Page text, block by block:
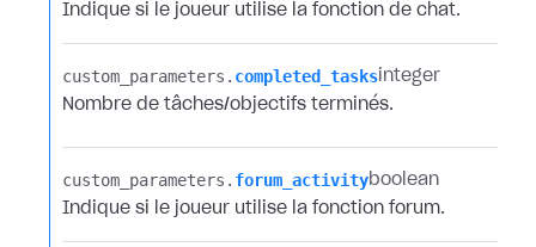
Indique si le joueur utilise la fonction de chat.
custom_parameters.​ completed_tasks integer
Nombre de tâches/objectifs terminés.
custom_parameters.​ forum_activityboolean
Indique si le joueur utilise la fonction forum.